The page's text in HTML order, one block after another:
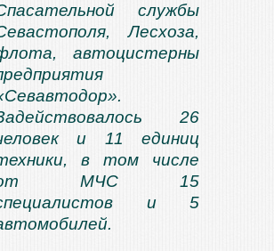
службы
Лесхоза,
автоцистерны
26
и 11 единиц
в том числе
МЧС 15
и 5